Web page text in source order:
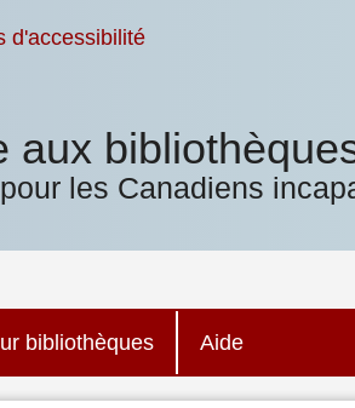
d'accessibilité
aux
les Canadiens
bibliothèques Aide